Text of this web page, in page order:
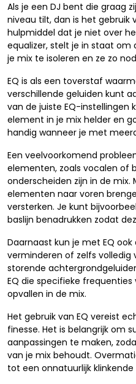
Als je een DJ bent die graag
niveau tilt, dan is het gebruik
hulpmiddel dat je niet over
equalizer, stelt je in staat om
je mix te isoleren en ze zo
EQ is als een toverstaf
verschillende geluiden kunt
van de juiste EQ-instellingen
element in je mix helder en
handig wanneer je met
Een veelvoorkomend
elementen, zoals vocalen of
onderscheiden zijn in de mix.
elementen naar voren
versterken. Je kunt
baslijn benadrukken zodat
Daarnaast kun je met EQ
verminderen of zelfs volledig
storende
EQ die specifieke
opvallen in de mix.
Het gebruik van EQ vereist
finesse. Het is belangrijk om
aanpassingen te maken,
van je mix behoudt.
tot een onnatuurlijk